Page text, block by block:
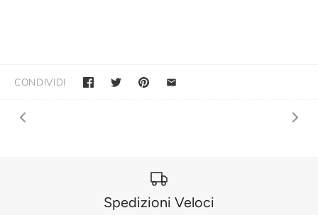
CONDIVIDI
Spedizioni Veloci